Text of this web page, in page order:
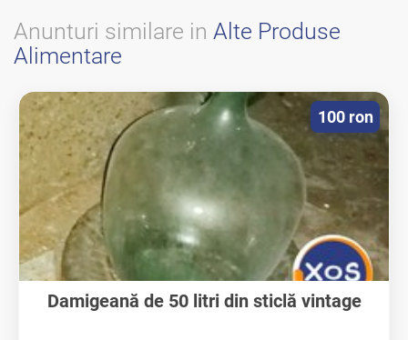
Anunturi similare in Alte Produse
Alimentare
Damigeană de 50 litri din sticlă vintage
100 ron